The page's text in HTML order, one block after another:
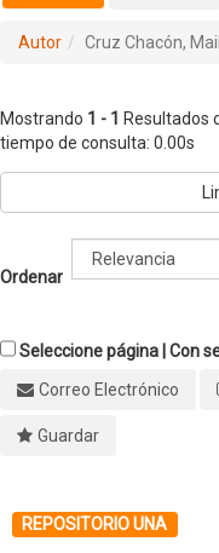
Autor Cruz Chacón,
Mostrando 1 - 1 Resultados
tiempo de consulta: 0.00s
Ordenar
Seleccione página | Con
Correo Electrónico
Guardar
REPOSITORIO UNA